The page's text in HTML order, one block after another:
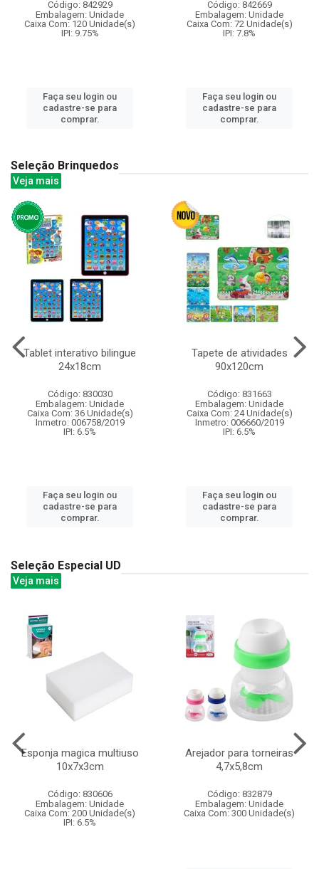
Código: 842929
Embalagem: Unidade
Caixa Com: 120 Unidade(s)
IPI: 9.75%
Faça seu login ou
cadastre-se para
comprar.
Código: 842669
Embalagem: Unidade
Caixa Com: 72 Unidade(s)
IPI: 7.8%
Faça seu login ou
cadastre-se para
comprar.
Seleção Brinquedos
Veja mais
Tablet interativo bilingue
24x18cm
Código: 830030
Embalagem: Unidade
Caixa Com: 36 Unidade(s)
Inmetro: 006758/2019
IPI: 6.5%
Faça seu login ou
cadastre-se para
comprar.
Tapete de atividades
90x120cm
Código: 831663
Embalagem: Unidade
Caixa Com: 24 Unidade(s)
Inmetro: 006660/2019
IPI: 6.5%
Faça seu login ou
cadastre-se para
comprar.
Seleção Especial UD
Veja mais
Esponja magica multiuso
10x7x3cm
Código: 830606
Embalagem: Unidade
Caixa Com: 200 Unidade(s)
IPI: 6.5%
Arejador para torneiras
4,7x5,8cm
Código: 832879
Embalagem: Unidade
Caixa Com: 300 Unidade(s)